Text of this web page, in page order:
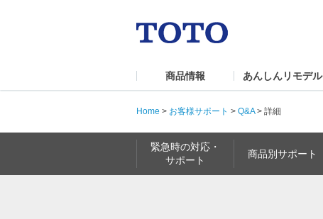
商品情報 あんしんリモデル
Home > お客様サポート > Q&A> 詳細
緊急時の対応・
サポート
商品別サポート